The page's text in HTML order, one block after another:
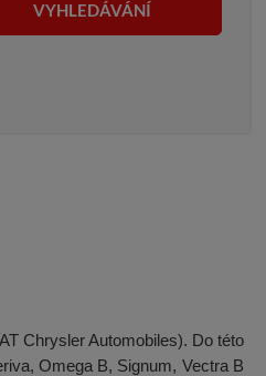
VYHLEDÁVÁNÍ
Chrysler Automobiles). Do této
Omega B, Signum, Vectra B